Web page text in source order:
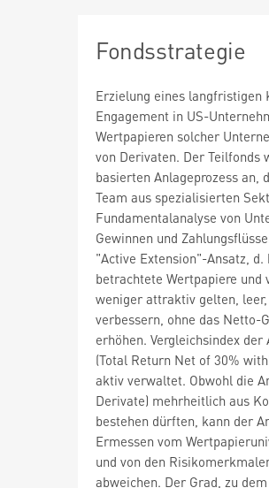
Fondsstrategie
Erzielung eines langfristigen
Engagement in US-
Wertpapieren solcher
von Derivaten. Der Teilfonds
basierten Anlageprozess an,
Team aus spezialisierten
Fundamentalanalyse von
Gewinnen und
"Active Extension"-Ansatz,
betrachtete Wertpapiere
weniger attraktiv gelten,
verbessern, ohne das Netto-
erhöhen. Vergleichsindex
(Total Return Net of 30%
aktiv verwaltet. Obwohl die
Derivate) mehrheitlich aus
bestehen dürften, kann der
Ermessen vom
und von den
abweichen. Der Grad, zu